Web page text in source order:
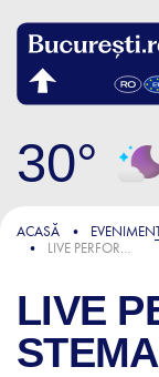
30
ACASĂ
LIVE PERFORMANCE – STEMA
LIVE
STEMA